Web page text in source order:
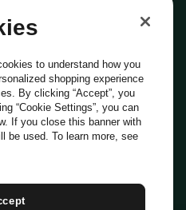
Cookie
Codice Etico
DPO: dpo@everli.com
to understand how you
shopping experience
By clicking “Accept”, you
“Cookie Settings”, you can
If you close this banner with
be used. To learn more, see